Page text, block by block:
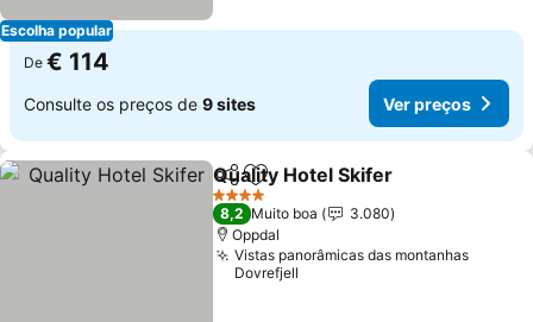
Escolha popular
De € 114
Consulte os preços de 9 sites Ver preços
PartilharAdicionar aos favoritos
Quality Hotel Skifer
4 Estrelas
8,2 Muito boa
3.080
Oppdal
Vistas panorâmicas das montanhas
Dovrefjell